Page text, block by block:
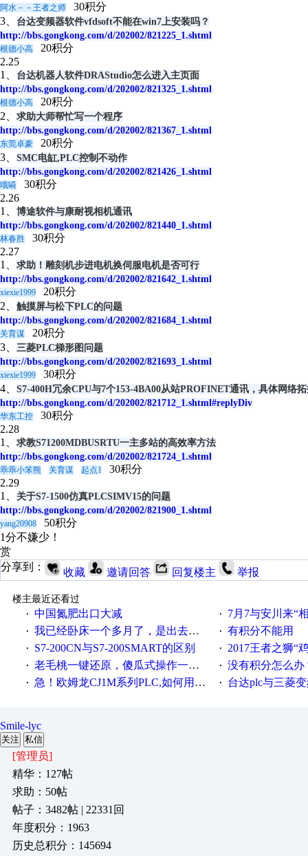
阿水－－王者之师
30积分
3、
台达变频器软件vfdsoft不能在win7上安装吗？
http://bbs.gongkong.com/d/202002/821225_1.shtml
根德小高
20积分
2.25
1、
台达机器人软件DRAStudio怎么进入主页面
http://bbs.gongkong.com/d/202002/821325_1.shtml
根德小高
20积分
2、 求助大师帮忙写一个程序
http://bbs.gongkong.com/d/202002/821367_1.shtml
东莞卓豪
20积分
3、 SMC电缸,PLC控制不动作
http://bbs.gongkong.com/d/202002/821426_1.shtml
哦嗬
30积分
2.26
1、 博途软件与康耐视相机通讯
http://bbs.gongkong.com/d/202002/821440_1.shtml
林春胜
30积分
2.27
1、 求助！雕刻机步进电机换伺服电机是否可行
http://bbs.gongkong.com/d/202002/821642_1.shtml
xiexie1999
20积分
2、 触摸屏与松下PLC的问题
http://bbs.gongkong.com/d/202002/821684_1.shtml
关育谋
20积分
3、 三菱PLC梯形图问题
http://bbs.gongkong.com/d/202002/821693_1.shtml
xiexie1999
30积分
4、 S7-400H冗余CPU与7个153-4BA00从站PROFINET通讯，具体网络
http://bbs.gongkong.com/d/202002/821712_1.shtml#replyDiv
华东工控
30积分
2.28
1、 求教S71200MDBUSRTU一主多站的高效率方法
http://bbs.gongkong.com/d/202002/821724_1.shtml
乖乖小笨熊 关育谋 起点1
30积分
2.29
1、
关于S7-1500仿真PLCSIMV15的问题
http://bbs.gongkong.com/d/202002/821900_1.shtml
yang20908
50积分
1分不嫌少！
赏
分享到：
收藏 邀请回答 回复楼主 举报
楼主最近还看过
· 中国氮肥出口大减 · 7月7与安川来“
· 我已经卧床一个多月了，是出去安装机械手在高速遭遇车祸所致:大家工作都要特别注意啊 · 有积分不能用
· S7-200CN与S7-200SMART的区别 · 2017王者之狮“鸡”情签到
· 老毛桃一键还原，傻瓜式操作一键轻松备份还原；程序为向导式安装，一键即可实现自动备份或还原系统。 · 没有积分怎么办
· 急！欧姆龙CJ1M系列PLC,如何用时间控制变频器。要求时间在组态王中可以自由输入！拜托各位大神了！ · 台达plc与三菱
Smile-lyc
关注 私信
[管理员]
精华：127帖
求助：50帖
帖子：3482帖 | 22331回
年度积分：1963
历史总积分：145694